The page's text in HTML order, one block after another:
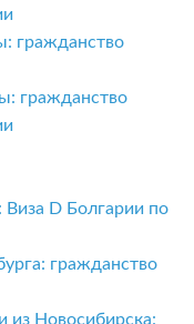
гражданство
гражданство
Виза D Болгарии по
гражданство
из Новосибирска: